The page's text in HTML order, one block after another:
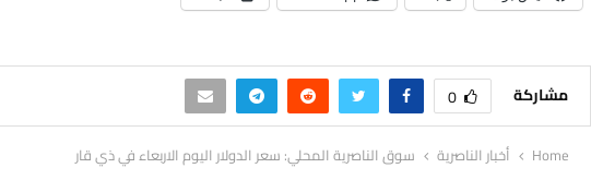
مشاركة 0
Home أخبار الناصرية سوق الناصرية المحلي: سعر الدولار اليوم الاربعاء في ذي قار